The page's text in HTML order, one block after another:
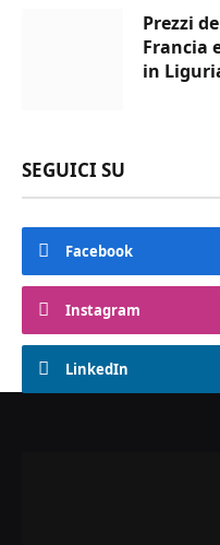
Prezzi
Francia
in
SEGUICI SU
Facebook
Instagram
LinkedIn